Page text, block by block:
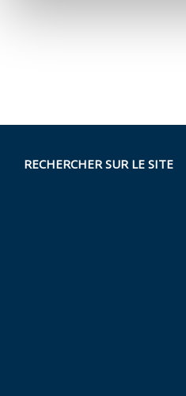
RECHERCHER SUR LE SITE